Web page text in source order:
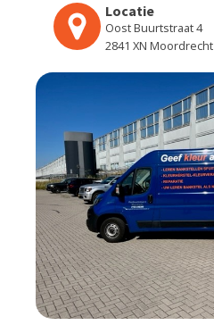
Locatie
Oost Buurtstraat 4
2841 XN Moordrecht